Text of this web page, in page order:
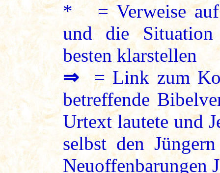
* = Verweise auf
und die Situation
besten klarstellen
⇒= Link zum
betreffende
Urtext lautete und
selbst den
Neuoffenbarungen